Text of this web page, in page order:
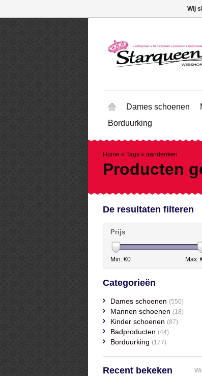
Dames schoenen
Borduurking
Home » Tags » aandenken
Producten
De resultaten filteren
Prijs
Min: €0 Max:
Categorieën
Dames schoenen (550)
Mannen schoenen (18)
Kinder schoenen (87)
Badproducten (44)
Borduurking (177)
Recent bekeken
Wij